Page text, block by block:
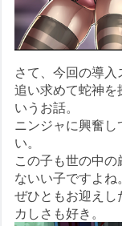
さて、今回の導
追い求めて蛇神を
いうお話。
ニンジャに興奮
い。
この子も世の中
ないい子ですよね。
ぜひともお迎えし
カしさも好き。